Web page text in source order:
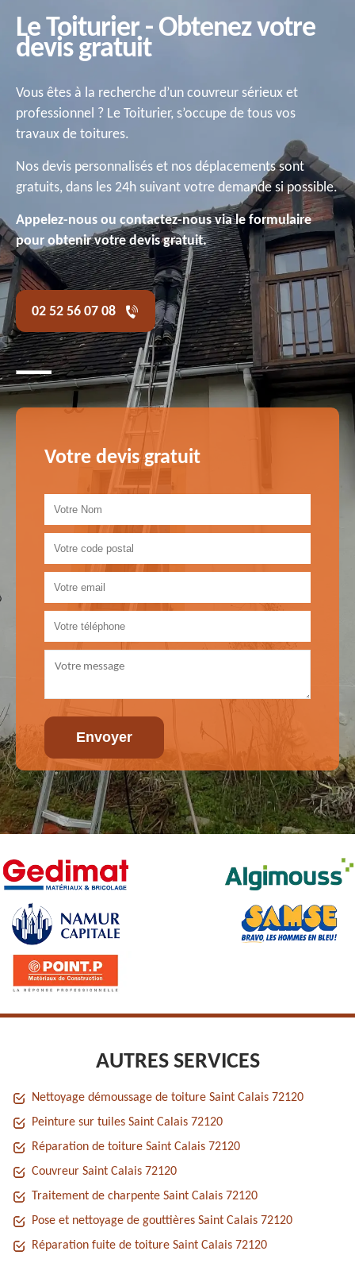
Le Toiturier - Obtenez votre
devis gratuit
Vous êtes à la recherche d’un couvreur sérieux et
professionnel ? Le Toiturier, s’occupe de tous vos
travaux de toitures.
Nos devis personnalisés et nos déplacements sont
gratuits, dans les 24h suivant votre demande si possible.
Appelez-nous ou contactez-nous via le formulaire
pour obtenir votre devis gratuit.
02 52 56 07 08
Votre devis gratuit
AUTRES SERVICES
Nettoyage démoussage de toiture Saint Calais 72120
Peinture sur tuiles Saint Calais 72120
Réparation de toiture Saint Calais 72120
Couvreur Saint Calais 72120
Traitement de charpente Saint Calais 72120
Pose et nettoyage de gouttières Saint Calais 72120
Réparation fuite de toiture Saint Calais 72120